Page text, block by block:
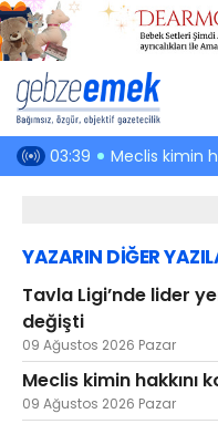
hakkı! 03:39 Meclis kimin
YAZARIN DİĞER
Tavla Ligi’nde lider
değişti
09 Ağustos 2026 Pazar
Meclis kimin hakkını
09 Ağustos 2026 Pazar